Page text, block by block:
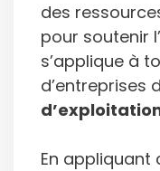
des
pour soutenir
s’applique à
d’entreprises
En appliquant